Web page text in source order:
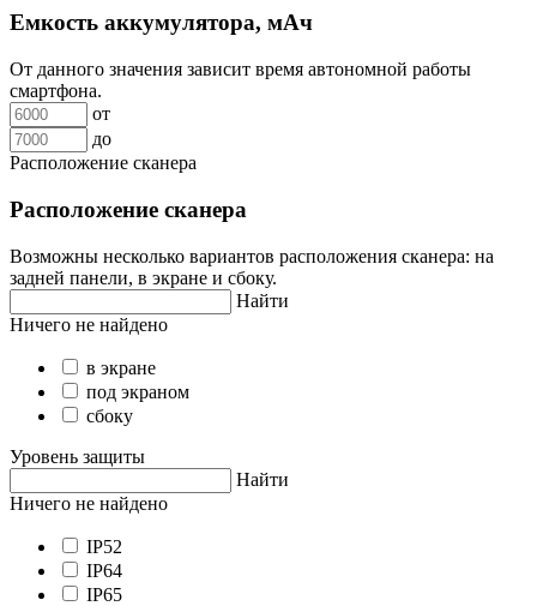
Емкость аккумулятора, мАч
От данного значения зависит время автономной работы
смартфона.
от
до
Расположение сканера
Расположение сканера
Возможны несколько вариантов расположения сканера: на
задней панели, в экране и сбоку.
Найти
Ничего не найдено
в экране
под экраном
сбоку
Уровень защиты
Найти
Ничего не найдено
IP52
IP64
IP65